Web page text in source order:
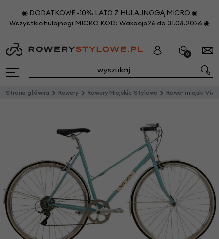
◉ DODATKOWE -10% LATO Z HULAJNOGĄ MICRO ◉
Wszystkie hulajnogi MICRO KOD: Wakacje26 do 31.08.2026 ◉
0
Strona główna Rowery Rowery Miejskie-Stylowe Rower miejski Viva Legato